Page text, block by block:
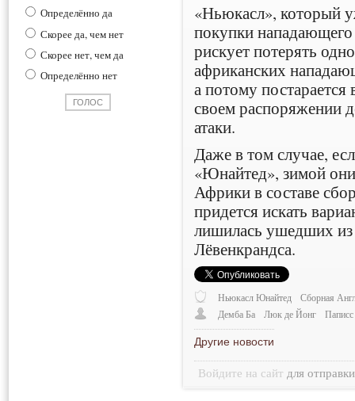
Определённо да
Скорее да, чем нет
Скорее нет, чем да
Определённо нет
«Ньюкасл», который
покупки
рискует потерять
африканских
а потому
своем распоряжении
атаки.
Даже в том случае,
«Юнайтед», зимой
Африки в составе
придется искать
лишилась ушедших из
Лёвенкрандса.
Ньюкасл Юнайтед
Сборная
Демба Ба
Люк де Йонг
Другие новости
Войдите на сайт для